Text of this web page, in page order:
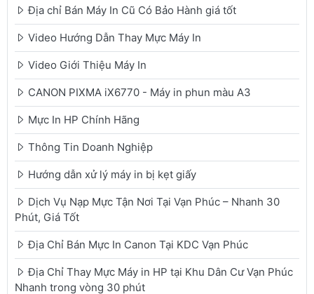
Địa chỉ Bán Máy In Cũ Có Bảo Hành giá tốt
Video Hướng Dẫn Thay Mực Máy In
Video Giới Thiệu Máy In
CANON PIXMA iX6770 - Máy in phun màu A3
Mực In HP Chính Hãng
Thông Tin Doanh Nghiệp
Hướng dẫn xử lý máy in bị kẹt giấy
Dịch Vụ Nạp Mực Tận Nơi Tại Vạn Phúc – Nhanh 30
Phút, Giá Tốt
Địa Chỉ Bán Mực In Canon Tại KDC Vạn Phúc
Địa Chỉ Thay Mực Máy in HP tại Khu Dân Cư Vạn Phúc
Nhanh trong vòng 30 phút